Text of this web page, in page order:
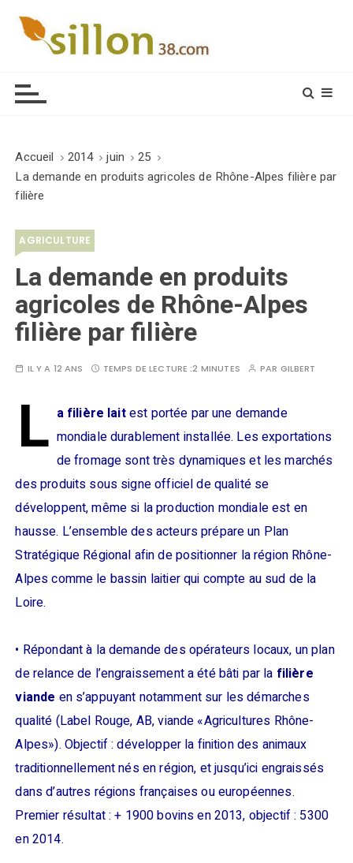
Accueil 2014 juin
25
La demande en produits agricoles de Rhône-Alpes filière par
filière
AGRICULTURE
La demande en produits
agricoles de Rhône-Alpes
filière par filière
IL Y A 12 ANS TEMPS DE LECTURE :2 MINUTES PAR GILBERT
L a filière laitest portée par une demande
mondiale durablement installée. Les exportations
de fromage sont très dynamiques et les marchés
des produits sous signe officiel de qualité se
développent, même si la production mondiale est en
hausse. L’ensemble des acteurs prépare un Plan
Stratégique Régional afin de positionner la région Rhône-
Alpes comme le bassin laitier qui compte au sud de la
Loire.
• Répondant à la demande des opérateurs locaux, un plan
de relance de l’engraissement a été bâti par la filière
viande en s’appuyant notamment sur les démarches
qualité (Label Rouge, AB, viande «Agricultures Rhône-
Alpes»). Objectif : développer la finition des animaux
traditionnellement nés en région, et jusqu’ici engraissés
dans d’autres régions françaises ou européennes.
Premier résultat : + 1900 bovins en 2013, objectif : 5300
en 2014.